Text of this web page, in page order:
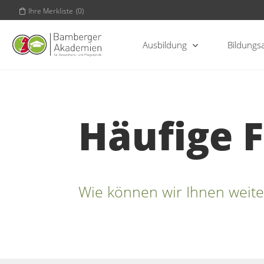
Ihre Merkliste (0)
Ausbildung
Häufige
Wie können wir Ihnen